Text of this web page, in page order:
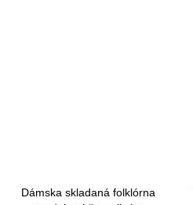
Dámska skladaná folklórna